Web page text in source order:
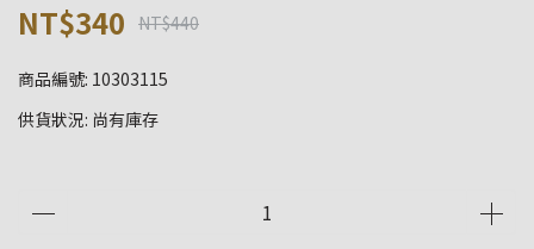
NT$340 NT$440
商品編號: 10303115
供貨狀況: 尚有庫存